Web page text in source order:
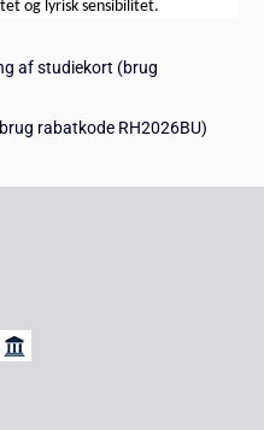
og lyrisk sensibilitet.
af studiekort (brug
rabatkode RH2026BU)